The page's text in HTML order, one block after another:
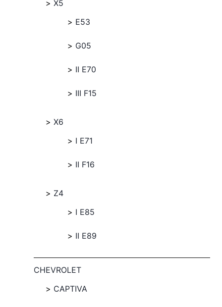
X5
E53
G05
II E70
III F15
X6
I E71
II F16
Z4
I E85
II E89
CHEVROLET
CAPTIVA